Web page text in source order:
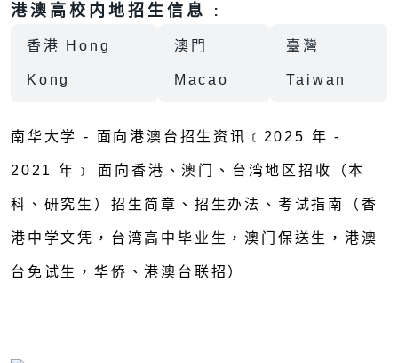
港澳高校内地招生信息 :
香港 Hong
Kong
澳門
Macao
臺灣
Taiwan
南华大学 - 面向港澳台招生资讯﹝2025 年 -
2021 年﹞ 面向香港、澳门、台湾地区招收（本
科、研究生）招生简章、招生办法、考试指南（香
港中学文凭，台湾高中毕业生，澳门保送生，港澳
台免试生，华侨、港澳台联招）